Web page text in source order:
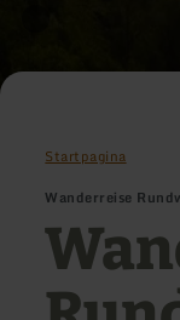
Startpagina
Wanderreise